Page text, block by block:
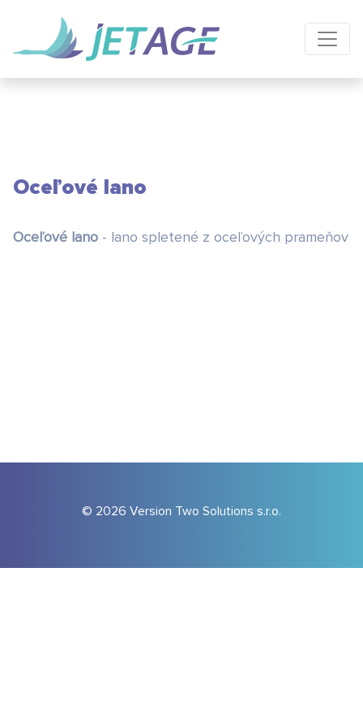
Oceľové lano
Oceľové lano - lano spletené z oceľových prameňov
© 2026 Version Two Solutions s.r.o.